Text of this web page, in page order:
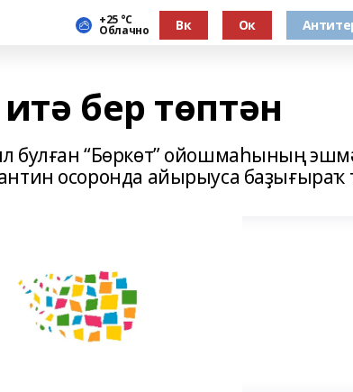
+25 °С
Облачно Вк Ок
бер төптән
булған “Бөркөт” ойошмаһының
осоронда айырыуса баҙығыраҡ